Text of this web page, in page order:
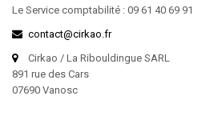
Le Service comptabilité : 09 61 40 69 91
contact@cirkao.fr
Cirkao / La Ribouldingue SARL
891 rue des Cars
07690 Vanosc